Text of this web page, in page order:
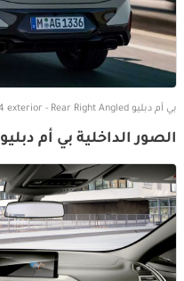
بي أم دبليو X4 exterior - Rear Right Angled
الصور الداخلية بي أم دبليو X4